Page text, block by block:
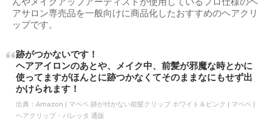
アサロン専売品を一般向けに商品化したおすすめのヘアクリ
ップです。
跡がつかないです！
ヘアアイロンのあとや、メイク中、前髪が邪魔な時とかに
使ってますがほんとに跡つかなくてそのままなにもせず出
かけられます！
出典： Amazon | マペペ 跡が付かない前髪クリップ ホワイト＆ピンク | マペペ |
ヘアクリップ・バレッタ 通販